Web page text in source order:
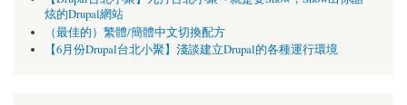
炫的Drupal網站
（最佳的）繁體/簡體中文切換配方
【6月份Drupal台北小聚】淺談建立Drupal的各種運行環境